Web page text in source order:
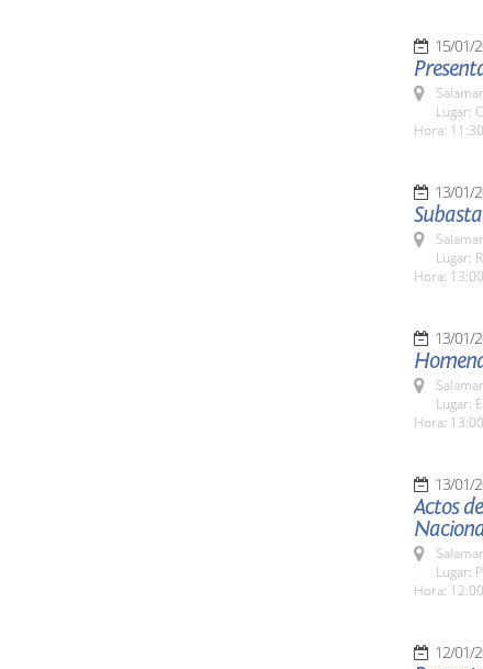
15/01/
Lugar:
Hora:
13/01/
Lugar:
Hora:
13/01/
Lugar:
Hora:
13/01/
Actos
Lugar:
Hora:
12/01/